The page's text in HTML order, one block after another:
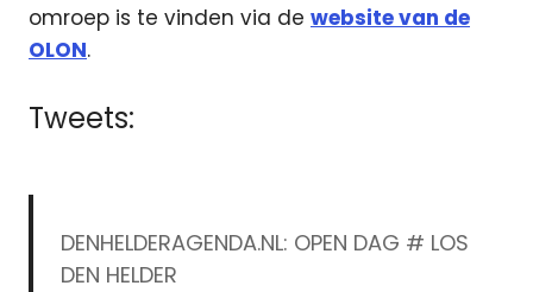
omroep is te vinden via de website van de
OLON.
Tweets:
DENHELDERAGENDA.NL: OPEN DAG # LOS
DEN HELDER